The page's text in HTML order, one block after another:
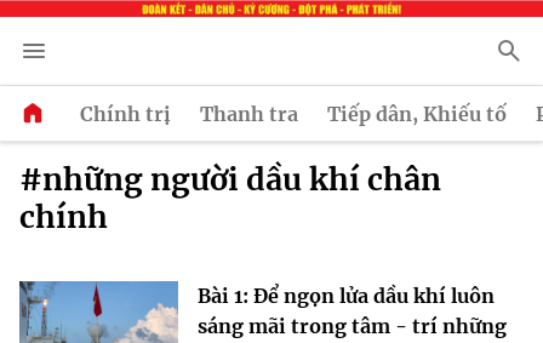
Chính trị Thanh tra Tiếp dân, Khiếu tố
#những người dầu khí chân
chính
Bài 1: Để ngọn lửa dầu khí luôn
sáng mãi trong tâm - trí những